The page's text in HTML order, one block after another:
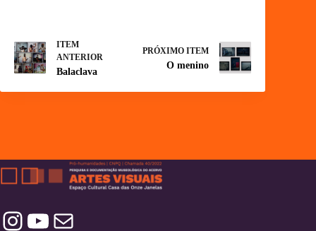
ITEM
ANTERIOR
Balaclava
PRÓXIMO ITEM
O menino
Instagram YouTube Contatos